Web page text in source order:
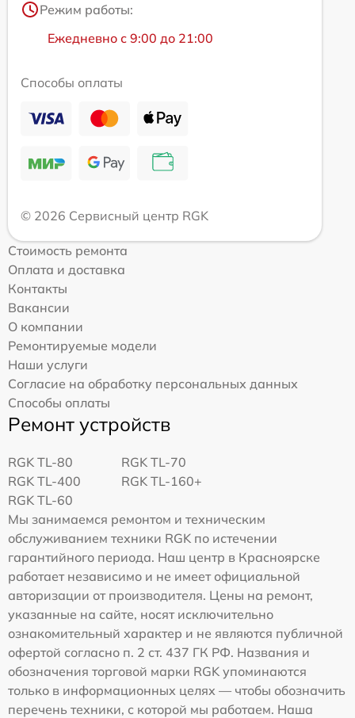
Режим работы:
Ежедневно с 9:00 до 21:00
Способы оплаты
© 2026 Сервисный центр RGK
Стоимость ремонта
Оплата и доставка
Контакты
Вакансии
О компании
Ремонтируемые модели
Наши услуги
Согласие на обработку персональных данных
Способы оплаты
Ремонт устройств
RGK TL-80
RGK TL-70
RGK TL-400
RGK TL-160+
RGK TL-60
Мы занимаемся ремонтом и техническим
обслуживанием техники RGK по истечении
гарантийного периода. Наш центр в Красноярске
работает независимо и не имеет официальной
авторизации от производителя. Цены на ремонт,
указанные на сайте, носят исключительно
ознакомительный характер и не являются публичной
офертой согласно п. 2 ст. 437 ГК РФ. Названия и
обозначения торговой марки RGK упоминаются
только в информационных целях — чтобы обозначить
перечень техники, с которой мы работаем. Наша